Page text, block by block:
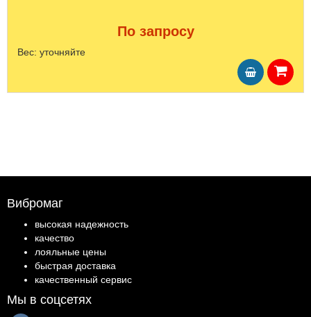
По запросу
Вес: уточняйте
Вибромаг
высокая надежность
качество
лояльные цены
быстрая доставка
качественный сервис
Мы в соцсетях